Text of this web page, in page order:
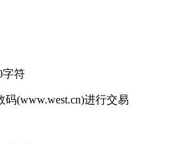
字符
码(www.west.cn)进行交易